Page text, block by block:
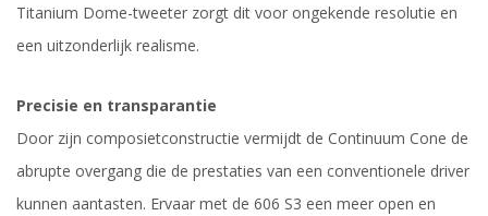
Titanium Dome-tweeter zorgt dit voor ongekende resolutie en
een uitzonderlijk realisme.
Precisie en transparantie
Door zijn composietconstructie vermijdt de Continuum Cone de
abrupte overgang die de prestaties van een conventionele driver
kunnen aantasten. Ervaar met de 606 S3 een meer open en